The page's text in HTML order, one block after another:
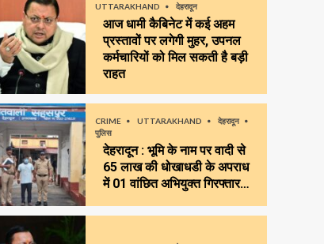
UTTARAKHAND देहरादून
आज धामी कैबिनेट में कई अहम
प्रस्तावों पर लगेगी मुहर, उपनल
कर्मचारियों को मिल सकती है बड़ी
राहत
CRIME UTTARAKHAND
देहरादून
पुलिस
देहरादून : भूमि के नाम पर वादी से
65 लाख की धोखाधडी के अपराध
में 01 वांछित अभियुक्त गिरफ्तार…